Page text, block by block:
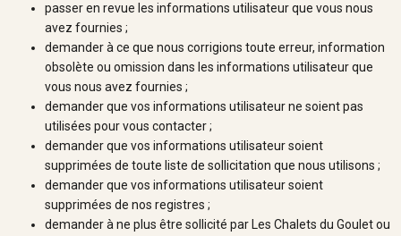
passer en revue les informations utilisateur que vous nous
avez fournies ;
demander à ce que nous corrigions toute erreur, information
obsolète ou omission dans les informations utilisateur que
vous nous avez fournies ;
demander que vos informations utilisateur ne soient pas
utilisées pour vous contacter ;
demander que vos informations utilisateur soient
supprimées de toute liste de sollicitation que nous utilisons ;
demander que vos informations utilisateur soient
supprimées de nos registres ;
demander à ne plus être sollicité par Les Chalets du Goulet ou